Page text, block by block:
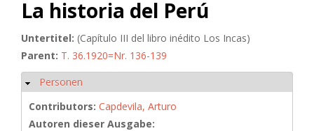
La historia del Perú
Untertitel: (Capítulo III del libro inédito Los Incas)
Parent: T. 36.1920=Nr. 136-139
Hide
Personen
Contributors: Capdevila, Arturo
Autoren dieser Ausgabe: